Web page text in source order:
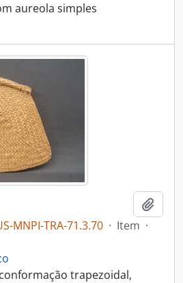
aureola simples
MNPI-TRA-71.3.70 · Item ·
trapezoidal,